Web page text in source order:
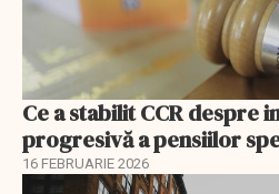
Ce a stabilit CCR despre
progresivă a pensiilor
16 FEBRUARIE 2026